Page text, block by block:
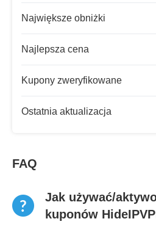
Największe obniżki
Najlepsza cena
Kupony zweryfikowane
Ostatnia aktualizacja
FAQ
Jak używać/
kuponów